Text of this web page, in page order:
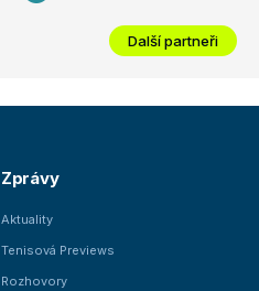
Další partneři
Zprávy
Aktuality
Tenisová Previews
Rozhovory